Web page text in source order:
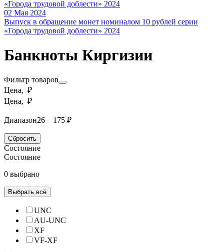
02 Мая 2024
Выпуск в обращение монет номиналом 10 рублей серии
«Города трудовой доблести» 2024
Банкноты Киргизии
Фильтр товаров
Цена, ₽
Цена, ₽
Диапазон26 – 175 ₽
Сбросить
Состояние
Состояние
0 выбрано
Выбрать всё
UNC
AU-UNC
XF
VF-XF